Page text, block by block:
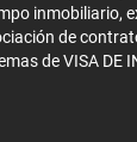
inmobiliario,
de
de VISA DE